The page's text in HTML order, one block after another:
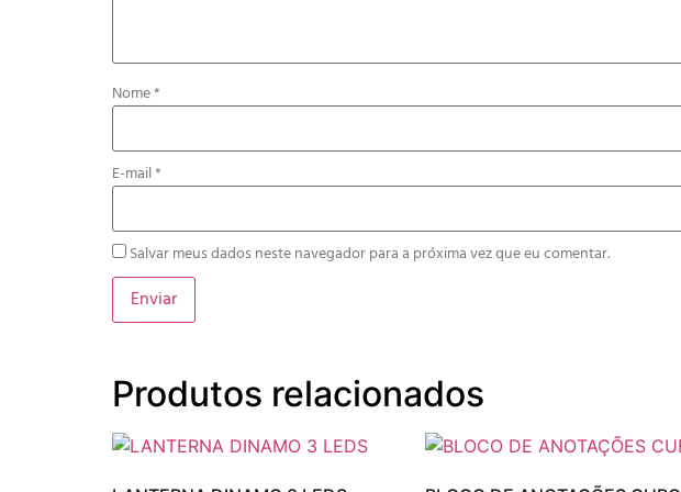
Nome*
E-mail*
Salvar meus dados neste navegador para a próxima vez que eu comentar.
Produtos relacionados